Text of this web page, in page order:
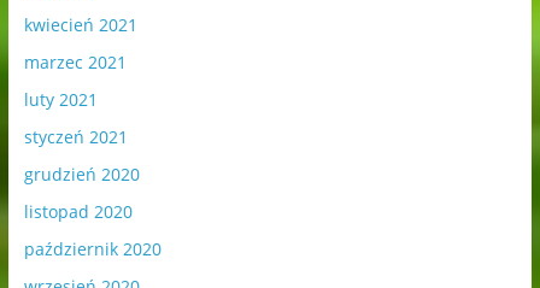
kwiecień 2021
marzec 2021
luty 2021
styczeń 2021
grudzień 2020
listopad 2020
październik 2020